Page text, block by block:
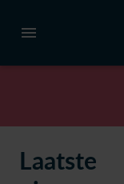
Laatste